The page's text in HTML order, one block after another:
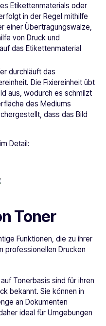
Etikettenmaterials oder
in der Regel mithilfe
einer Übertragungswalze,
von Druck und
das Etikettenmaterial
durchläuft das
Die Fixiereinheit übt
aus, wodurch es schmilzt
des Mediums
dass das Bild
Detail:
Toner
Funktionen, die zu ihrer
professionellen Drucken
Tonerbasis sind für ihren
bekannt. Sie können in
an Dokumenten
ideal für Umgebungen